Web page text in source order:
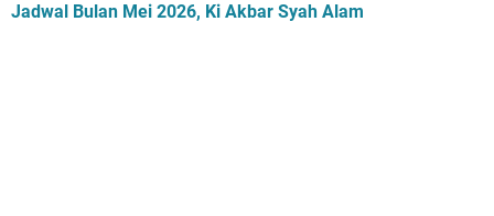
Jadwal Bulan Mei 2026, Ki Akbar Syah Alam